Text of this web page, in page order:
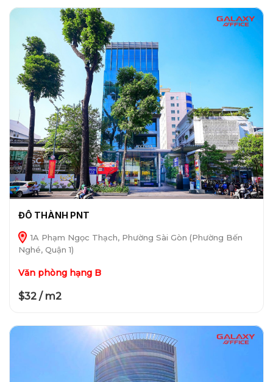
ĐÔ THÀNH PNT
1A Phạm Ngọc Thạch, Phường Sài Gòn (Phường Bến
Nghé, Quận 1)
Văn phòng hạng B
$32 / m2